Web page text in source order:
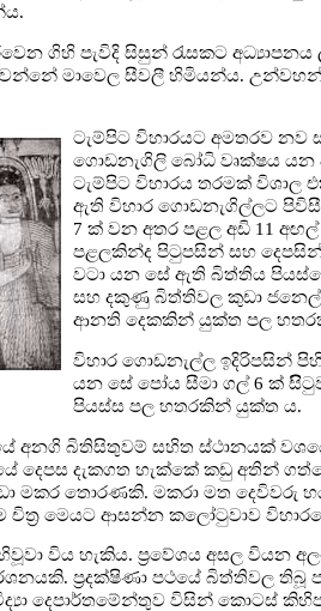
ගිහි පැවිදි සිසුන් රැසකට අධ්‍යාපනය
වන්නේ මාවෙල සීවලී හිමියන්ය.
ටැම්පිට විහාරයට අමතරව නව
ගොඩනැගිලි බෝධි වෘක්ෂය යන
ටැම්පිට විහාරය තරමක් විශාල
ඇති විහාර ගොඩනැගිල්ලට
7 ක් වන අතර පළල අඩි 11
පළලකින්ද පිටුපසින් සහ දෙපසින්
වටා යන සේ ඇති බිත්තිය
සහ දකුණු බිත්තිවල කුඩා ජනෙල්
ආනති දෙකකින් යුක්ත පල
විහාර ගොඩනැල්ල ඉදිරිපසින්
යන සේ පෝය සීමා ගල් 6 ක්
පියස්ස පල හතරකින් යුක්ත ය.
අනගි බිතිසිතුවම් සහිත ස්ථානයක්
දෙපස දැකගත හැක්කේ කඩු අතින්
මකර තොරණකි. මකරා මත දෙවිවරු
චිත්‍ර මෙයට ආසන්න කලෝටුවාව
විය හැකිය. ප්‍රවේශය අසල වියන
ප්‍රදක්ෂිණා පථයේ බිත්තිවල
දෙපාර්තමේන්තුව විසින් කොටස්